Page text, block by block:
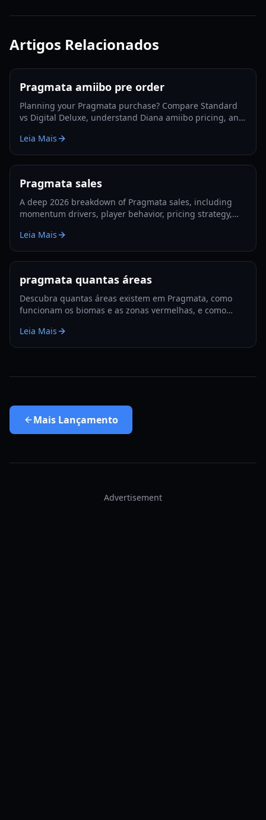
Artigos Relacionados
Pragmata amiibo pre order
Planning your Pragmata purchase? Compare Standard
vs Digital Deluxe, understand Diana amiibo pricing, and
Leia Mais
Pragmata sales
A deep 2026 breakdown of Pragmata sales, including
momentum drivers, player behavior, pricing strategy,
Leia Mais
pragmata quantas áreas
Descubra quantas áreas existem em Pragmata, como
funcionam os biomas e as zonas vermelhas, e como
Leia Mais
Mais Lançamento
Advertisement